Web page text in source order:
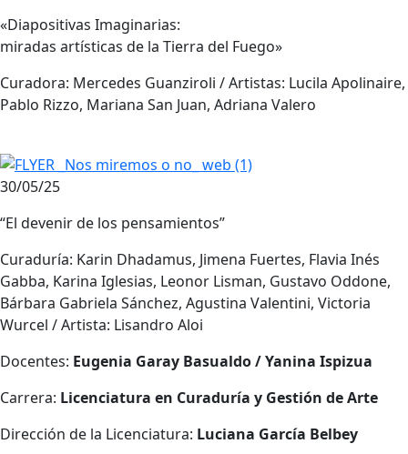
«Diapositivas Imaginarias:
miradas artísticas de la Tierra del Fuego»
Curadora: Mercedes Guanziroli / Artistas: Lucila Apolinaire,
Pablo Rizzo, Mariana San Juan, Adriana Valero
30/05/25
“El devenir de los pensamientos”
Curaduría: Karin Dhadamus, Jimena Fuertes, Flavia Inés
Gabba, Karina Iglesias, Leonor Lisman, Gustavo Oddone,
Bárbara Gabriela Sánchez, Agustina Valentini, Victoria
Wurcel / Artista: Lisandro Aloi
Docentes: Eugenia Garay Basualdo / Yanina Ispizua
Carrera: Licenciatura en Curaduría y Gestión de Arte
Dirección de la Licenciatura: Luciana García Belbey